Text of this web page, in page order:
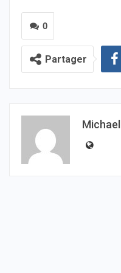
0
Partager
Michael